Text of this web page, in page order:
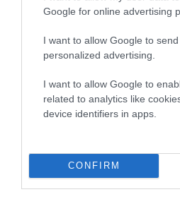
Google for online advertising
I want to allow Google to
personalized advertising.
I want to allow Google to
related to analytics like
device identifiers in apps.
CONFIRM
Από τον 19ο αιώνα μέχρι και
ΤΟ ΜΕΓΑΛΥΤΕΡΟ
Σωτήρος στην Άρνη!…
ΦΕΣΤΙΒΑΛ ΑΝΔΡΟΥ: Ένα
Μπέκετ